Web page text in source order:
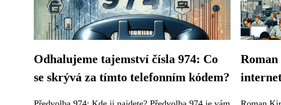
Odhalujeme tajemství čísla 974: Co
se skrývá za tímto telefonním kódem?